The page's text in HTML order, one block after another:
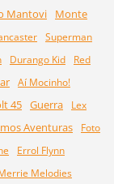
Mantovi
Monte
Superman
Durango Kid
Red
Aí Mocinho!
45 Guerra
Lex
Aventuras
Foto
Errol Flynn
Melodies